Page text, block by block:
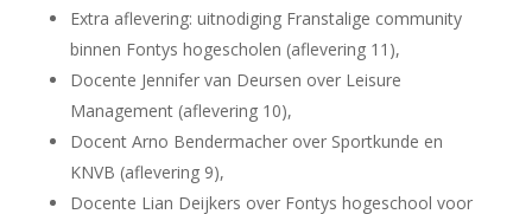
Extra aflevering: uitnodiging Franstalige community
binnen Fontys hogescholen (aflevering 11),
Docente Jennifer van Deursen over Leisure
Management (aflevering 10),
Docent Arno Bendermacher over Sportkunde en
KNVB (aflevering 9),
Docente Lian Deijkers over Fontys hogeschool voor